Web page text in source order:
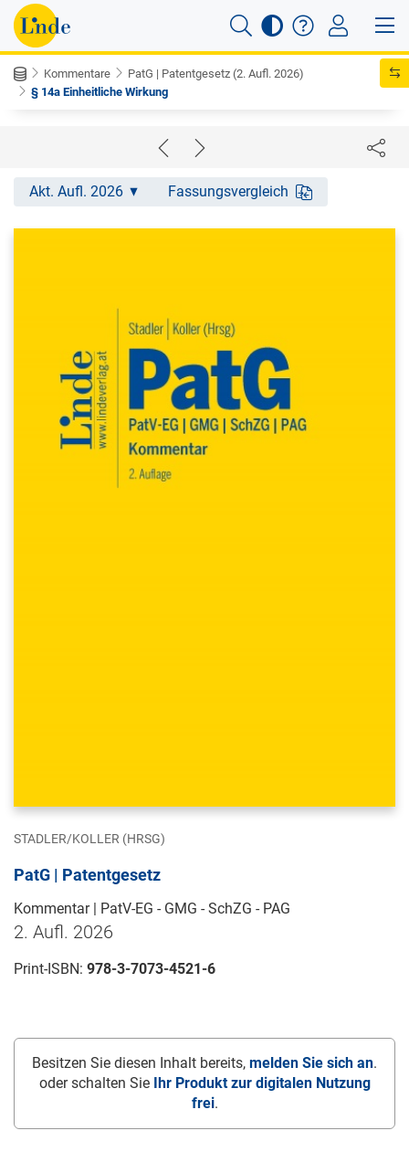
Kommentare
PatG | Patentgesetz (2. Aufl. 2026)
§ 14a Einheitliche Wirkung
Akt. Aufl. 2026 Fassungsvergleich
STADLER/KOLLER (HRSG)
PatG | Patentgesetz
Kommentar | PatV-EG - GMG - SchZG - PAG
2. Aufl. 2026
Print-ISBN: 978-3-7073-4521-6
Besitzen Sie diesen Inhalt bereits, melden Sie sich an.
oder schalten Sie
Ihr Produkt zur digitalen Nutzung
frei.